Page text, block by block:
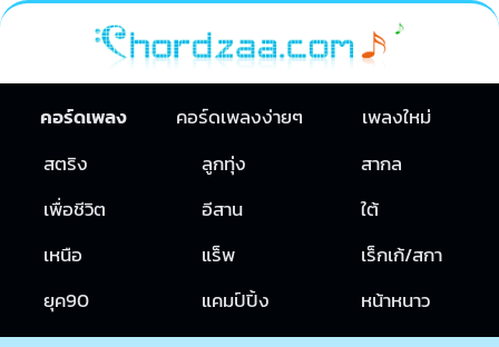
คอร์ดเพลง คอร์ดเพลงง่ายๆ
เพลงใหม่
สตริง
ลูกทุ่ง
สากล
เพื่อชีวิต
อีสาน
ใต้
เหนือ
แร็พ
เร็กเก้/สกา
ยุค90
แคมป์ปิ้ง หน้าหนาว